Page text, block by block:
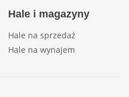
Hale i magazyny
Hale na sprzedaż
Hale na wynajem